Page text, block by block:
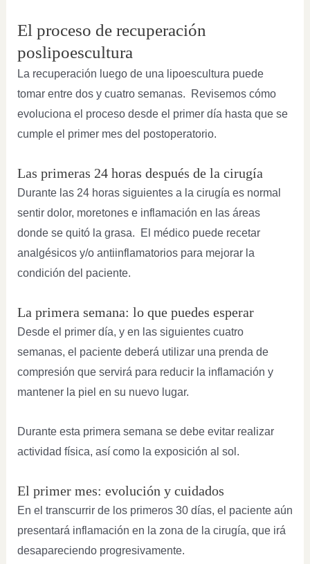
El proceso de recuperación
poslipoescultura
La recuperación luego de una lipoescultura puede
tomar entre dos y cuatro semanas. Revisemos cómo
evoluciona el proceso desde el primer día hasta que se
cumple el primer mes del postoperatorio.
Las primeras 24 horas después de la cirugía
Durante las 24 horas siguientes a la cirugía es normal
sentir dolor, moretones e inflamación en las áreas
donde se quitó la grasa. El médico puede recetar
analgésicos y/o antiinflamatorios para mejorar la
condición del paciente.
La primera semana: lo que puedes esperar
Desde el primer día, y en las siguientes cuatro
semanas, el paciente deberá utilizar una prenda de
compresión que servirá para reducir la inflamación y
mantener la piel en su nuevo lugar.
Durante esta primera semana se debe evitar realizar
actividad física, así como la exposición al sol.
El primer mes: evolución y cuidados
En el transcurrir de los primeros 30 días, el paciente aún
presentará inflamación en la zona de la cirugía, que irá
desapareciendo progresivamente.